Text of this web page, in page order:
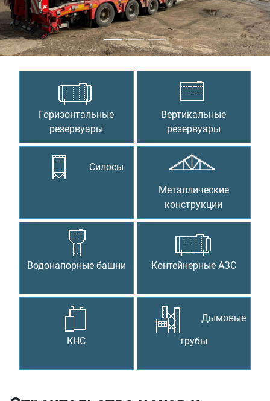
Горизонтальные
резервуары
Вертикальные
резервуары
Силосы
Металлические
конструкции
Водонапорные башни Контейнерные АЗС
КНС
Дымовые
трубы